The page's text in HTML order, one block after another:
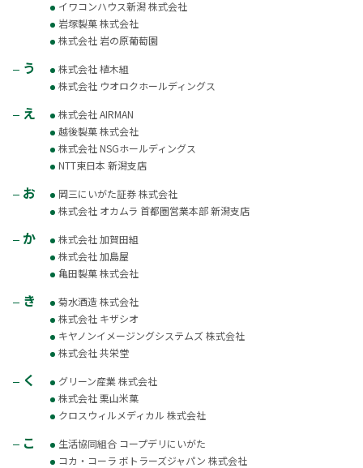
イワコンハウス新潟 株式会社
岩塚製菓 株式会社
株式会社 岩の原葡萄園
う
株式会社 植木組
株式会社 ウオロクホールディングス
え
株式会社 AIRMAN
越後製菓 株式会社
株式会社 NSGホールディングス
NTT東日本 新潟支店
お
岡三にいがた証券 株式会社
株式会社 オカムラ 首都圏営業本部 新潟支店
か
株式会社 加賀田組
株式会社 加島屋
亀田製菓 株式会社
き
菊水酒造 株式会社
株式会社 キザシオ
キヤノンイメージングシステムズ 株式会社
株式会社 共栄堂
く
グリーン産業 株式会社
株式会社 栗山米菓
クロスウィルメディカル 株式会社
こ
生活協同組合 コープデリにいがた
コカ・コーラ ボトラーズジャパン 株式会社